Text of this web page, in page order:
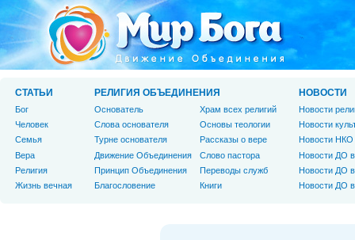
СТАТЬИ
Бог
Человек
Cемья
Вера
Религия
Жизнь вечная
РЕЛИГИЯ ОБЪЕДИНЕНИЯ
Основатель
Слова основателя
Турне основателя
Движение Объединения
Принцип Объединения
Благословение
Храм всех религий
Основы теологии
Рассказы о вере
Слово пастора
Переводы служб
Книги
НОВОСТИ
Новости
Новости
Новости НКО
Новости ДО
Новости ДО
Новости ДО